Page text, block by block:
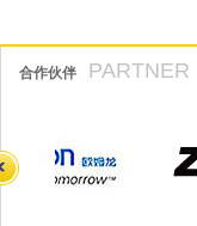
合作伙伴 PARTNER